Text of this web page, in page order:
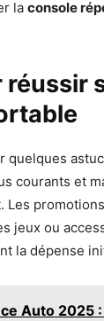
la console
quelques
courants et
Les
jeux ou
la dépense
Auto 2025